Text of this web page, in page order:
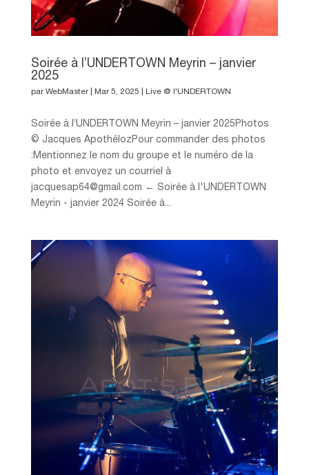
Soirée à l’UNDERTOWN Meyrin – janvier
2025
parWebMaster| Mar 5, 2025 Live @ l'UNDERTOWN
Soirée à l’UNDERTOWN Meyrin – janvier 2025Photos
© Jacques ApothélozPour commander des photos
:Mentionnez le nom du groupe et le numéro de la
photo et envoyez un courriel à
jacquesap64@gmail.com ← Soirée à l'UNDERTOWN
Meyrin - janvier 2024 Soirée à...